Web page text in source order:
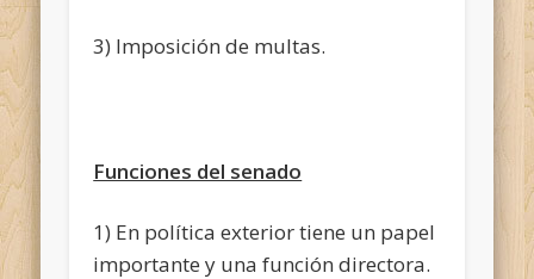
3) Imposición de multas.
Funciones del senado
1) En política exterior tiene un papel
importante y una función directora.